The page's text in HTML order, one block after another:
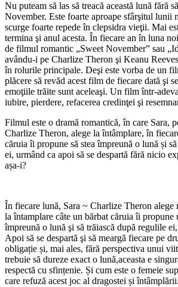
Nu puteam să las să treacă această lună fără
November. Este foarte aproape sfârşitul lunii
scurge foarte repede în clepsidra vieţii. Mai
termina şi anul acesta. În fiecare an în luna
de filmul romantic „Sweet November” sau
avându-i pe Charlize Theron şi Keanu
în rolurile principale. Deşi este vorba de un
plăcere să revăd acest film de fiecare dată şi
emoţiile trăite sunt aceleaşi. Un film într-
iubire, pierdere, refacerea credinţei şi
Filmul este o dramă romantică, în care Sara,
Charlize Theron, alege la întâmplare, în
căruia îi propune să stea împreună o lună și
ei, urmând ca apoi să se despartă fără nicio
așa-i?
În fiecare lună, Sara ~ Charlize Theron alege
la întamplare câte un bărbat căruia îi propune
împreună o lună şi să trăiască după regulile
Apoi să se despartă şi să meargă fiecare pe
obligație și, mai ales, fără perspectiva unui
trebuie să dureze exact o lună,aceasta e
respectă cu sfințenie. Și cum este o femeie
care refuză acest joc al dragostei și întâmplării.